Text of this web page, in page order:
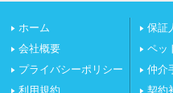
ホーム
会社概要
プライバシーポリシー
利用規約
保証
ペッ
仲介
契約